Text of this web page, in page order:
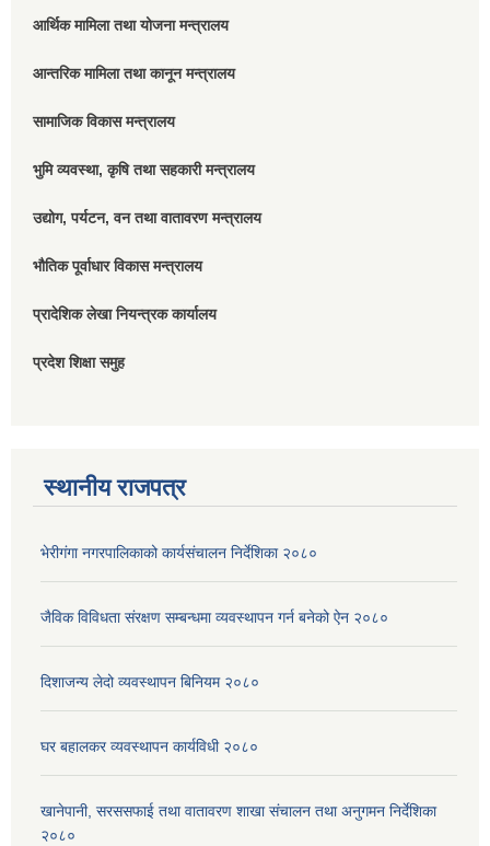
आर्थिक मामिला तथा योजना मन्त्रालय
आन्तरिक मामिला तथा कानून मन्त्रालय
सामाजिक विकास मन्त्रालय
भुमि व्यवस्था, कृषि तथा सहकारी मन्त्रालय
उद्योग, पर्यटन, वन तथा वातावरण मन्त्रालय
भौतिक पूर्वाधार विकास मन्त्रालय
प्रादेशिक लेखा नियन्त्रक कार्यालय
प्रदेश शिक्षा समुह
स्थानीय राजपत्र
भेरीगंगा नगरपालिकाको कार्यसंचालन निर्देशिका २०८०
जैविक विविधता संरक्षण सम्बन्धमा व्यवस्थापन गर्न बनेको ऐन २०८०
दिशाजन्य लेदो व्यवस्थापन बिनियम २०८०
घर बहालकर व्यवस्थापन कार्यविधी २०८०
खानेपानी, सरससफाई तथा वातावरण शाखा संचालन तथा अनुगमन निर्देशिका
२०८०